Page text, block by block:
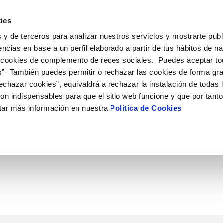
y de terceros para analizar nuestros servicios y mostrarte
en base a un perfil elaborado a partir de tus hábitos de
de complemento de redes sociales. Puedes aceptar
También puedes permitir o rechazar las cookies de forma
cookies”, equivaldrá a rechazar la instalación de todas
indispensables para que el sitio web funcione y que por
más información en nuestra Política de Cookies
de titular
de suministro
MODIFICACIÓN DE DATOS
Actualizar datos bancarios
Actualizar datos de domicilio
Tu Servicio
AL CLIENTE
contacto
interés
y afectaciones
COMPROMISO DE SERVICIO
Customer Counsel (Defensa del
Normativa del servicio
Tu Agua
del agua
ACTUACIONES EN LA RED
Conócenos
DE GESTIÓN Y CERTIFICADOS
CONTRATACIÓN
Condiciones Generales de
Contrataciones